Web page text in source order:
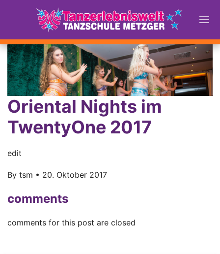
Oriental Nights im
TwentyOne 2017
edit
By tsm • 20. Oktober 2017
comments
comments for this post are closed